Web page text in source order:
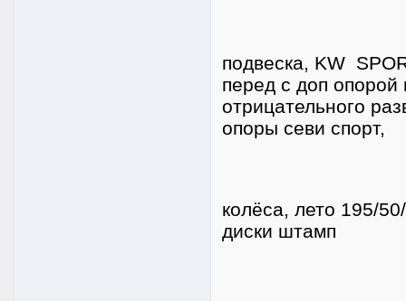
подвеска, KW
перед с доп
отрицательного
опоры севи спорт,
колёса, лето 195/
диски штамп